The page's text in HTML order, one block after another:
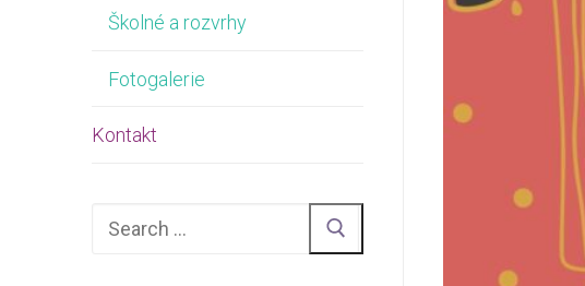
Školné a rozvrhy
Fotogalerie
Kontakt
Hledat: